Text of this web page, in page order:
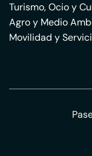
Turismo, Ocio y
Agro y Medio
Movilidad y